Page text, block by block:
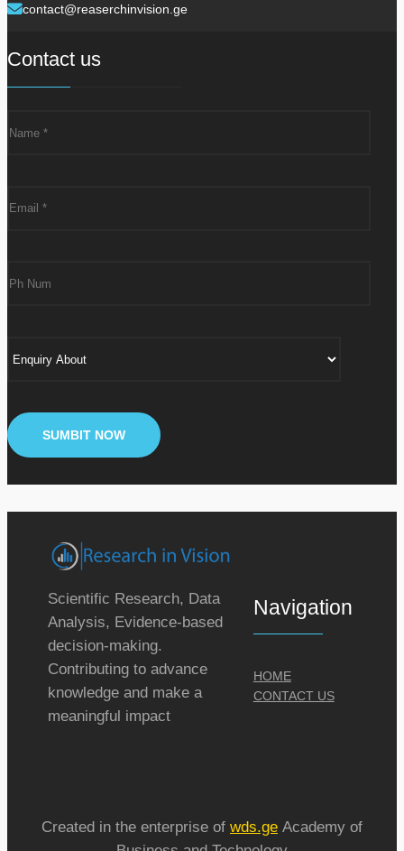
contact@reaserchinvision.ge
Contact us
Scientific Research, Data
Analysis, Evidence-based
decision-making.
Contributing to advance
knowledge and make a
meaningful impact
Navigation
HOME
CONTACT US
Created in the enterprise of wds.ge Academy of